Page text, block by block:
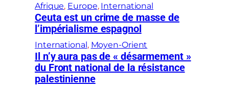
Afrique, Europe, International
Ceuta est un crime de masse de
l’impérialisme espagnol
International, Moyen-Orient
Il n’y aura pas de « désarmement »
du Front national de la résistance
palestinienne